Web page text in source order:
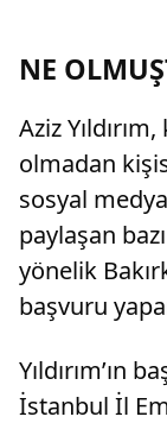
NE
Aziz Yıldırım,
olmadan
sosyal
paylaşan
yönelik
başvuru
Yıldırım’ın
İstanbul İl